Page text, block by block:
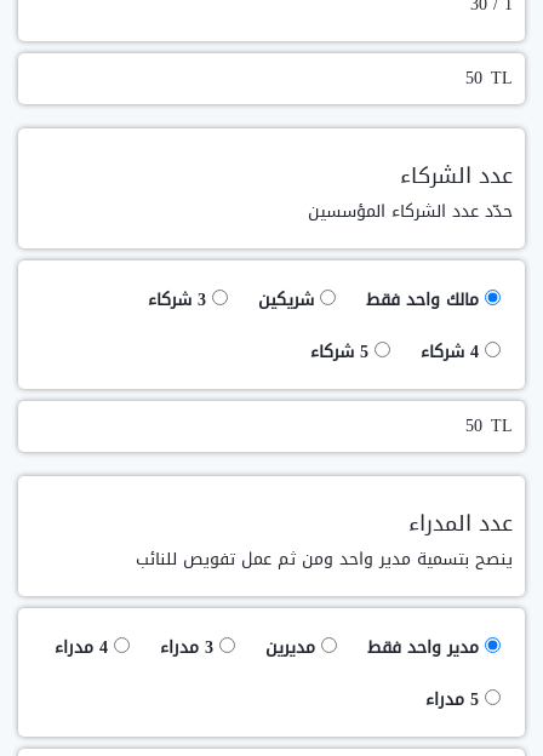
TL
عدد الشركاء
حدّد عدد الشركاء المؤسسين
مالك واحد فقط شريكين
3 شركاء
4 شركاء
5 شركاء
TL
عدد المدراء
ينصح بتسمية مدير واحد ومن ثم عمل تفويص للنائب
مدير واحد فقط مديرين 3 مدراء
4 مدراء
5 مدراء